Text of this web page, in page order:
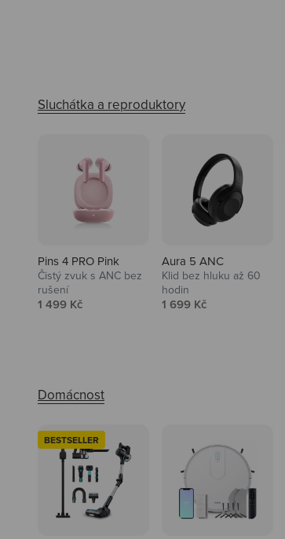
Pins 4 PRO Pink
Čistý zvuk s ANC bez
rušení
Prodejní cena
1 499 Kč
Aura 5 ANC
Klid bez hluku až 60
hodin
Prodejní cena
1 699 Kč
BESTSELLER